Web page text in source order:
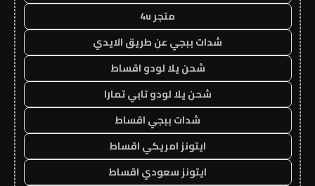
متجر 4u
شدات ببجي عن طريق الايدي
شحن يلا لودو اقساط
شحن يلا لودو تابي تمارا
شدات ببجي اقساط
ايتونز امريكي اقساط
ايتونز سعودي اقساط